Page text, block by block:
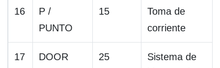
16
P /
PUNTO
15
Toma de
corriente
17 DOOR 25
Sistema de